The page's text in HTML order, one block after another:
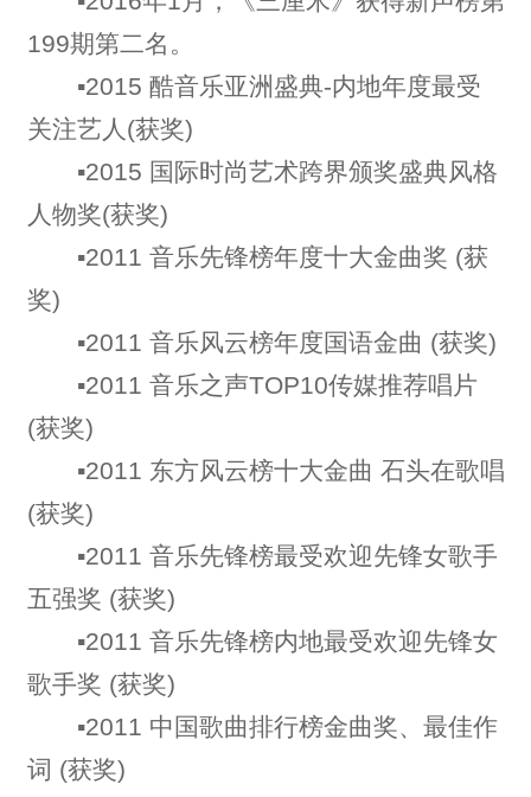
199期第二名。
▪2015 酷音乐亚洲盛典-内地年度最受
关注艺人(获奖)
▪2015 国际时尚艺术跨界颁奖盛典风格
人物奖(获奖)
▪2011 音乐先锋榜年度十大金曲奖 (获
奖)
▪2011 音乐风云榜年度国语金曲 (获奖)
▪2011 音乐之声TOP10传媒推荐唱片
(获奖)
▪2011 东方风云榜十大金曲 石头在歌唱
(获奖)
▪2011 音乐先锋榜最受欢迎先锋女歌手
五强奖 (获奖)
▪2011 音乐先锋榜内地最受欢迎先锋女
歌手奖 (获奖)
▪2011 中国歌曲排行榜金曲奖、最佳作
词 (获奖)